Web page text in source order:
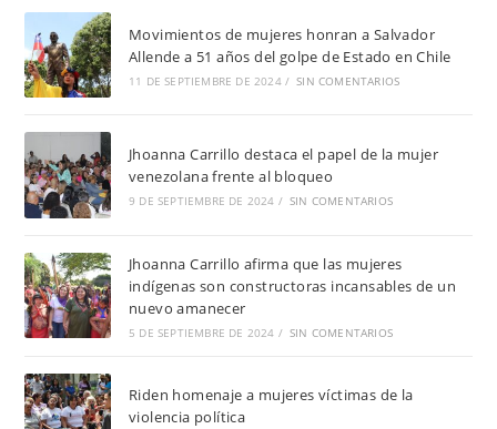
Movimientos de mujeres honran a Salvador
Allende a 51 años del golpe de Estado en Chile
11 DE SEPTIEMBRE DE 2024 / SIN COMENTARIOS
Jhoanna Carrillo destaca el papel de la mujer
venezolana frente al bloqueo
9 DE SEPTIEMBRE DE 2024 / SIN COMENTARIOS
Jhoanna Carrillo afirma que las mujeres
indígenas son constructoras incansables de un
nuevo amanecer
5 DE SEPTIEMBRE DE 2024 / SIN COMENTARIOS
Riden homenaje a mujeres víctimas de la
violencia política